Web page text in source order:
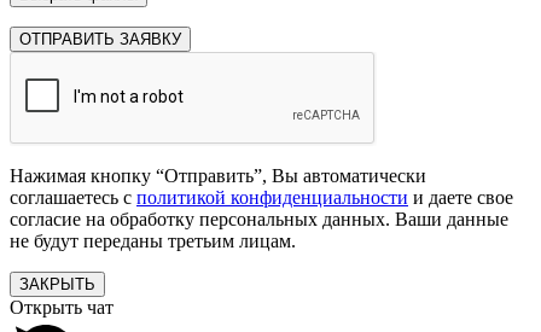
Нажимая кнопку “Отправить”, Вы автоматически
соглашаетесь с политикой конфиденциальности и даете свое
согласие на обработку персональных данных. Ваши данные
не будут переданы третьим лицам.
ЗАКРЫТЬ
Открыть чат